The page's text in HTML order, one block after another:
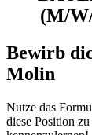
(M/
Bewirb
Molin
Nutze das
diese Position